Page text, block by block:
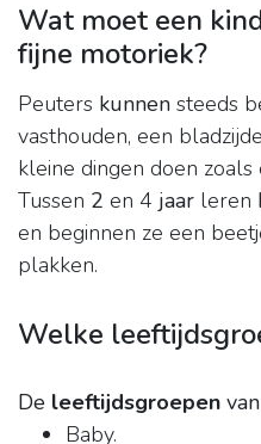
Wat moet een
fijne motoriek?
Peuters kunnen steeds
vasthouden, een
kleine dingen doen
Tussen 2 en 4 jaar leren
en beginnen ze een
plakken.
Welke
De leeftijdsgroepen
Baby.